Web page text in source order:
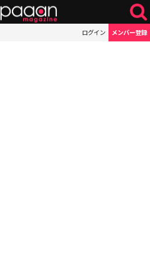
ログイン メンバー登録